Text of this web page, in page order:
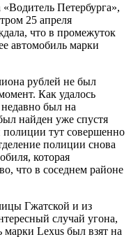
Петербурга»,
25 апреля
что в промежуток
автомобиль марки
рублей не был
Как удалось
был на
найден уже спустя
полиции тут совершенно
полиции снова
которая
что в соседнем районе
Гжатской и из
случай угона,
Lexus был взят на